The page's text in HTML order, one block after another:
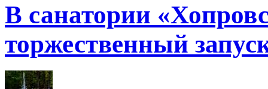
В санатории
торжественный